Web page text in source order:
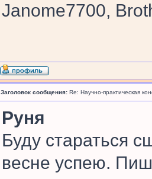
Janome7700,
Заголовок сообщения: Re: Научно-практическая
Руня
Буду стараться
весне успею.